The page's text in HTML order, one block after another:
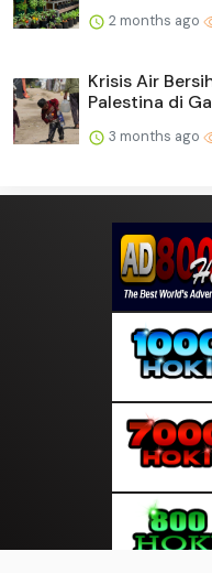
2 months ago
Krisis Air
Palestina di
3 months ago